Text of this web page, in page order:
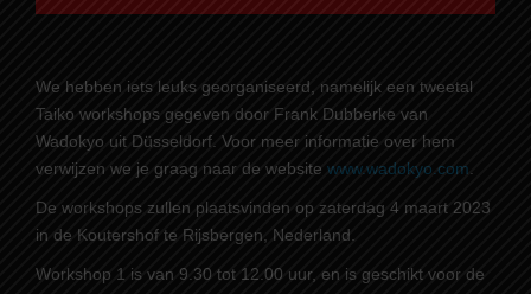
We hebben iets leuks georganiseerd, namelijk een tweetal
Taiko workshops gegeven door Frank Dubberke van
Wadokyo uit Düsseldorf. Voor meer informatie over hem
verwijzen we je graag naar de website www.wadokyo.com.
De workshops zullen plaatsvinden op zaterdag 4 maart 2023
in de Koutershof te Rijsbergen, Nederland.
Workshop 1 is van 9.30 tot 12.00 uur, en is geschikt voor de